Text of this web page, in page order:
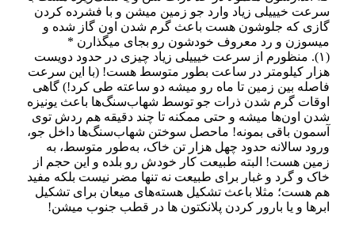
سرعت خیییلی زیاد وارد جو زمین میشن و با فشرده کردن
گازی که جلوشون هست باعث گرم شدن اون گاز شده و
میسوزن و رد معروف خودشون رو بجای میگذارن *
(۱)
. منظورم از سرعت خیییلی زیاد چیزی در حدود دویست
هزار کیلومتر در ساعت بطور متوسط هست! (با این سرعت
فاصله بین زمین تا ماه رو میشه دو ساعته طی کرد!) گاهی
اوقات گرم شدن ذرات جو توسط شهاب‌سنگ‌ها باعث یونیزه
شدن اون‌ها میشه و حتی ممکنه تا چند دقیقه هم ردش توی
آسمون باقی بمونه! ما‌حصل سوختن شهاب‌سنگ‌ها داخل جو،
ورود سالانه حدود چهل هزار تن خاک، به‌طور متوسط، به
زمین هست! البته طبیعت کار خودش رو بلده و این حجم از
خاک و گرد و غبار برای طبیعت نه تنها مضر نیست بلکه مفید
هم هست؛ مثلا باعث تشکیل هسته‌های میعان برای تشکیل
ابرها و یا بارور کردن ‌پلانکتون ها در قطب جنوب میشن!